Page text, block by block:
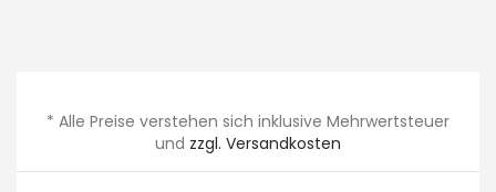
* Alle Preise verstehen sich inklusive Mehrwertsteuer
und zzgl. Versandkosten